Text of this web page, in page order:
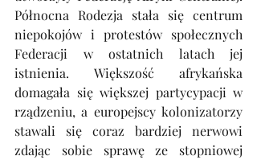
Północna Rodezja stała się centrum
niepokojów i protestów społecznych
Federacji w ostatnich latach jej
istnienia. Większość afrykańska
domagała się większej partycypacji w
rządzeniu, a europejscy kolonizatorzy
stawali się coraz bardziej nerwowi
zdając sobie sprawę ze stopniowej